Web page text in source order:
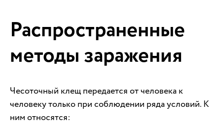
Распространенные
методы заражения
Чесоточный клещ передается от человека к
человеку только при соблюдении ряда условий. К
ним относятся: